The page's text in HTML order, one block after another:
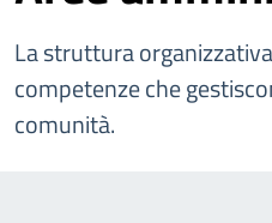
La struttura
competenze che
comunità.